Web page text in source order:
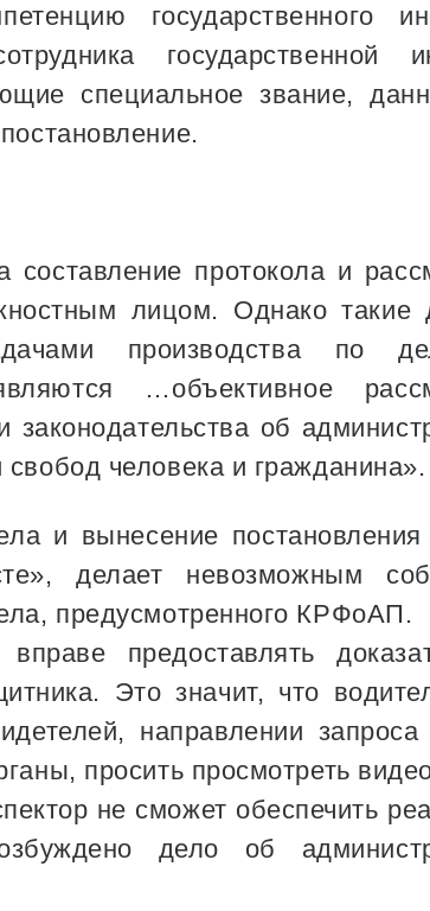
государственного
государственной
специальное звание,
протокола и
лицом. Однако такие
производства по
…объективное
об
человека и гражданина».
и вынесение
делает невозможным
предусмотренного КРФоАП.
предоставлять
Это значит, что
направлении
просить просмотреть
не сможет обеспечить
дело об